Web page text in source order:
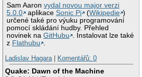
Sam Aaronvydal novou major verzi
5.0.0
aplikaceSonic Pi (Wikipedie )
určené také pro výuku programování
pomocí skládání hudby. Přehled
novinek naGitHubu . Instalovat lze také
z Flathubu .
Ladislav Hagara
Komentářů: 0
Quake: Dawn of the Machine